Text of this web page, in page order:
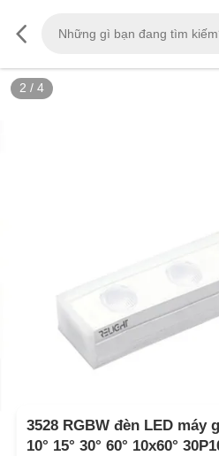
2 / 4
3528 RGBW đèn LED máy
10° 15° 30° 60° 10x60°